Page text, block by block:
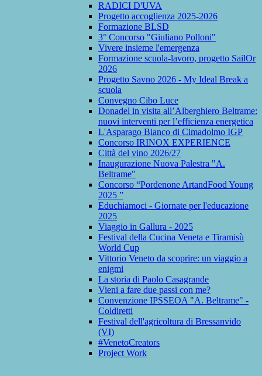
RADICI D'UVA
Progetto accoglienza 2025-2026
Formazione BLSD
3° Concorso "Giuliano Polloni"
Vivere insieme l'emergenza
Formazione scuola-lavoro, progetto SailOr
2026
Progetto Savno 2026 - My Ideal Break a
scuola
Convegno Cibo Luce
Donadel in visita all’Alberghiero Beltrame:
nuovi interventi per l’efficienza energetica
L'Asparago Bianco di Cimadolmo IGP
Concorso IRINOX EXPERIENCE
Città del vino 2026/27
Inaugurazione Nuova Palestra "A.
Beltrame"
Concorso “Pordenone ArtandFood Young
2025 ”
Educhiamoci - Giornate per l'educazione
2025
Viaggio in Gallura - 2025
Festival della Cucina Veneta e Tiramisù
World Cup
Vittorio Veneto da scoprire: un viaggio a
enigmi
La storia di Paolo Casagrande
Vieni a fare due passi con me?
Convenzione IPSSEOA "A. Beltrame" -
Coldiretti
Festival dell'agricoltura di Bressanvido
(VI)
#VenetoCreators
Project Work